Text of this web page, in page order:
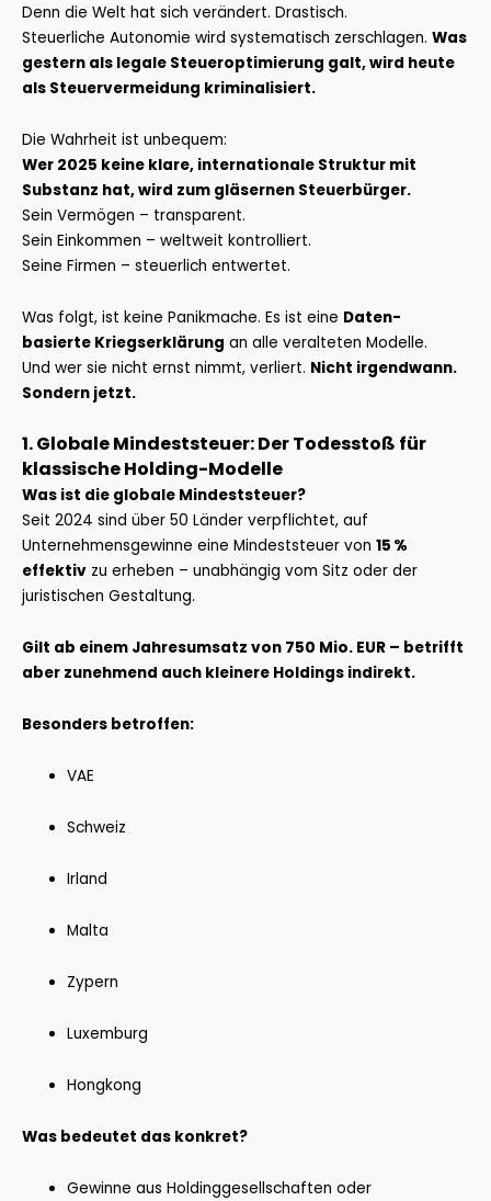
Denn die Welt hat sich verändert. Drastisch.
Steuerliche Autonomie wird systematisch zerschlagen. Was
gestern als legale Steueroptimierung galt, wird heute
als Steuervermeidung kriminalisiert.
Die Wahrheit ist unbequem:
Wer 2025 keine klare, internationale Struktur mit
Substanz hat, wird zum gläsernen Steuerbürger.
Sein Vermögen – transparent.
Sein Einkommen – weltweit kontrolliert.
Seine Firmen – steuerlich entwertet.
Was folgt, ist keine Panikmache. Es ist eine Daten-
basierte Kriegserklärung an alle veralteten Modelle.
Und wer sie nicht ernst nimmt, verliert. Nicht irgendwann.
Sondern jetzt.
1. Globale Mindeststeuer: Der Todesstoß für
klassische Holding-Modelle
Was ist die globale Mindeststeuer?
Seit 2024 sind über 50 Länder verpflichtet, auf
Unternehmensgewinne eine Mindeststeuer von 15 %
effektiv zu erheben – unabhängig vom Sitz oder der
juristischen Gestaltung.
Gilt ab einem Jahresumsatz von 750 Mio. EUR – betrifft
aber zunehmend auch kleinere Holdings indirekt.
Besonders betroffen:
VAE
Schweiz
Irland
Malta
Zypern
Luxemburg
Hongkong
Was bedeutet das konkret?
Gewinne aus Holdinggesellschaften oder